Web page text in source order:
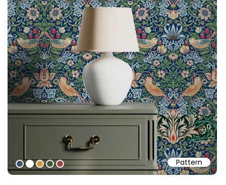
Pattern
#3c5368
#ffffff
#d79a39
#3d5a35
#9a4746